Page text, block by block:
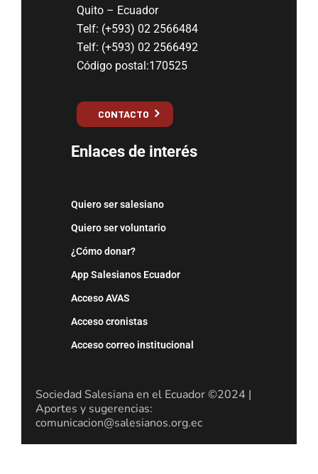
Quito – Ecuador
Telf: (+593) 02 2566484
Telf: (+593) 02 2566492
Código postal:170525
CONTACTO
Enlaces de interés
Quiero ser salesiano
Quiero ser voluntario
¿Cómo donar?
App Salesianos Ecuador
Acceso AVAS
Acceso cronistas
Acceso correo institucional
Sociedad Salesiana en el Ecuador ©2024 |
Aportes y sugerencias:
comunicacion@salesianos.org.ec